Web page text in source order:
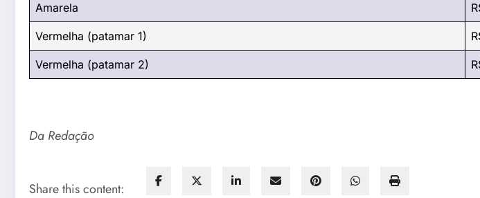
Amarela
Vermelha (patamar 1)
Vermelha (patamar 2)
Da Redação
Share this content: